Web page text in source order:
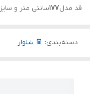
قد مدل177سانتی متر و سایز
دسته‌بندی: 👖 شلوار